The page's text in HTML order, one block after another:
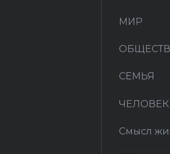
МИР
СЕМЬЯ
ЧЕЛОВЕК
Смысл